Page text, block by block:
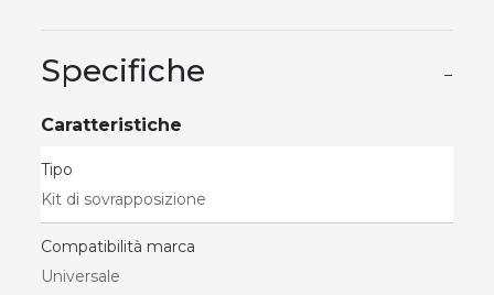
Specifiche −
Caratteristiche
Tipo
Kit di sovrapposizione
Compatibilità marca
Universale